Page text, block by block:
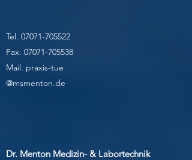
Tel. 07071-705522
Fax. 07071-705538
Mail. praxis-tue
@msmenton.de
Dr. Menton Medizin- & Labortechnik